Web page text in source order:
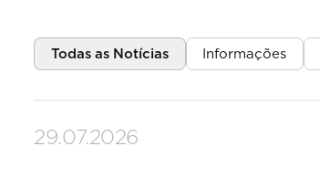
Todas as Notícias Informações
29.07.2026